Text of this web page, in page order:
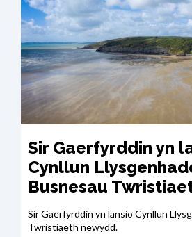
Sir Gaerfyrddin yn
Cynllun
Busnesau
Sir Gaerfyrddin yn lansio Cynllun
Twristiaeth newydd.